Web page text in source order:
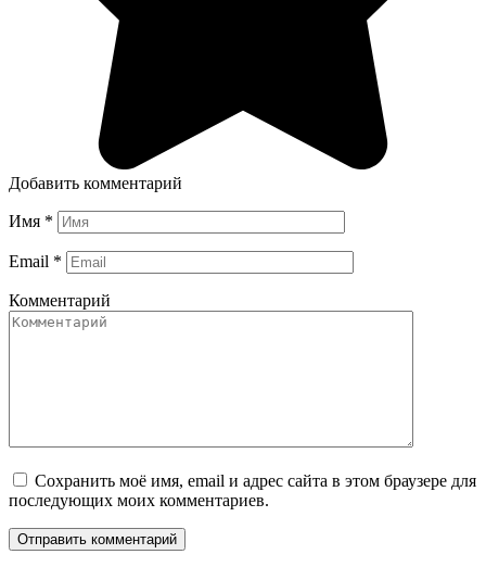
Добавить комментарий
Имя *
Email *
Комментарий
Сохранить моё имя, email и адрес сайта в этом браузере для
последующих моих комментариев.